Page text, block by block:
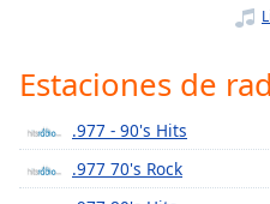
Chapters
Estaciones de
.977 - 90's Hits
.977 70's Rock